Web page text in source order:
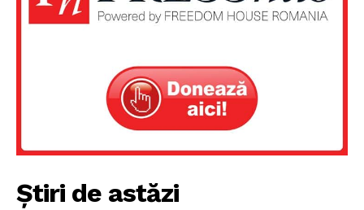
Știri de astăzi